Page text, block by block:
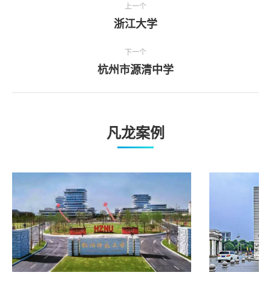
navigation
上一个
Previous
浙江大学
下一个
Next
杭州市源清中学
凡龙案例